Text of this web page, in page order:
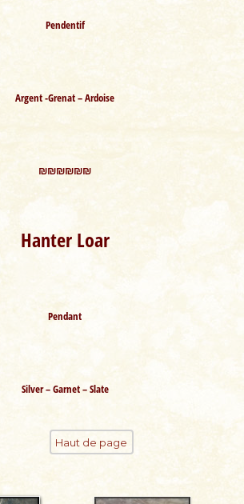
Pendentif
Argent -Grenat – Ardoise
₪₪₪₪₪₪
Hanter Loar
Pendant
Silver – Garnet – Slate
Haut de page